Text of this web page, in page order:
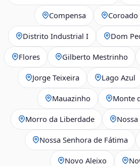
Compensa Coroado
Distrito Industrial I Dom
Flores Gilberto Mestrinho
Jorge Teixeira Lago Azul
Mauazinho Monte
Morro da Liberdade
Nossa Senhora de Fátima
Novo Aleixo